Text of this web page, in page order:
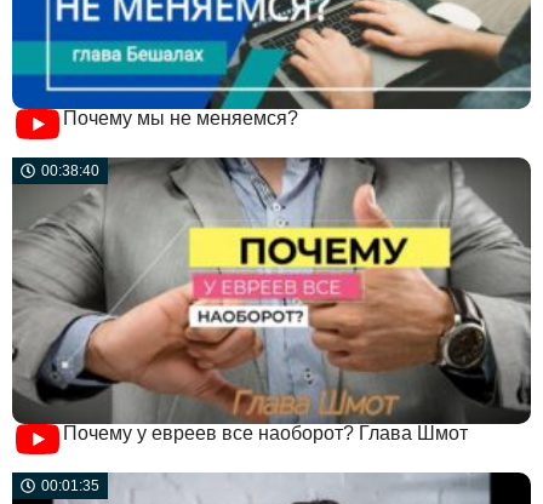
Почему мы не меняемся?
00:38:40
Почему у евреев все наоборот? Глава Шмот
00:01:35